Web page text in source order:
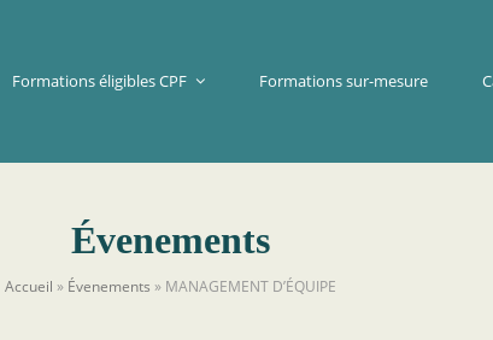
Formations éligibles CPF Formations sur-mesure
Évenements
Accueil » Évenements » MANAGEMENT D’ÉQUIPE